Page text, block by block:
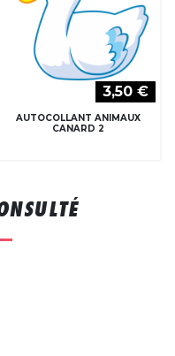
3,50 €
AUTOCOLLANT ANIMAUX
CANARD 2